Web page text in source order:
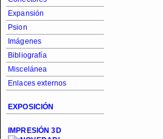
Expansión
Psion
Imágenes
Bibliografía
Miscelánea
Enlaces externos
EXPOSICIÓN
IMPRESIÓN 3D